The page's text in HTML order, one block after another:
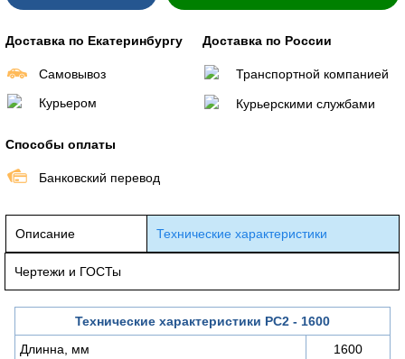
Доставка по Екатеринбургу
Самовывоз
Курьером
Доставка по России
Транспортной компанией
Курьерскими службами
Способы оплаты
Банковский перевод
Описание Технические характеристики
Чертежи и ГОСТы
Технические характеристики PC2 - 1600
Длинна, мм
1600